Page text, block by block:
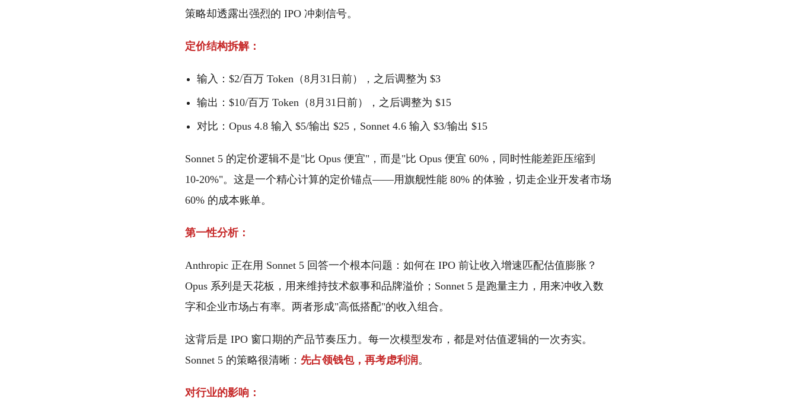
策略却透露出强烈的 IPO 冲刺信号。
定价结构拆解：
输入：$2/百万 Token（8月31日前），之后调整为 $3
输出：$10/百万 Token（8月31日前），之后调整为 $15
对比：Opus 4.8 输入 $5/输出 $25，Sonnet 4.6 输入 $3/输出 $15
Sonnet 5 的定价逻辑不是"比 Opus 便宜"，而是"比 Opus 便宜 60%，同时性能差距压缩到
10-20%"。这是一个精心计算的定价锚点——用旗舰性能 80% 的体验，切走企业开发者市场
60% 的成本账单。
第一性分析：
Anthropic 正在用 Sonnet 5 回答一个根本问题：如何在 IPO 前让收入增速匹配估值膨胀？
Opus 系列是天花板，用来维持技术叙事和品牌溢价；Sonnet 5 是跑量主力，用来冲收入数
字和企业市场占有率。两者形成"高低搭配"的收入组合。
这背后是 IPO 窗口期的产品节奏压力。每一次模型发布，都是对估值逻辑的一次夯实。
Sonnet 5 的策略很清晰： 先占领钱包，再考虑利润。
对行业的影响：